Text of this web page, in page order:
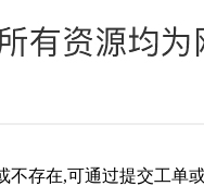
不存在,可通过提交工单